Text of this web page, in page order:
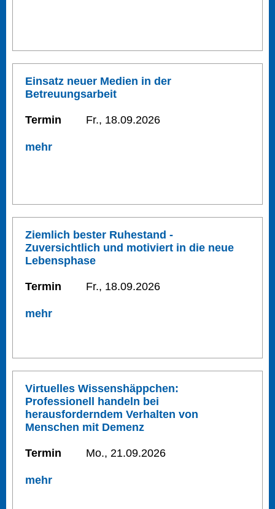
Einsatz neuer Medien in der
Betreuungsarbeit
Termin Fr., 18.09.2026
mehr
Ziemlich bester Ruhestand -
Zuversichtlich und motiviert in die neue
Lebensphase
Termin Fr., 18.09.2026
mehr
Virtuelles Wissenshäppchen:
Professionell handeln bei
herausforderndem Verhalten von
Menschen mit Demenz
Termin Mo., 21.09.2026
mehr